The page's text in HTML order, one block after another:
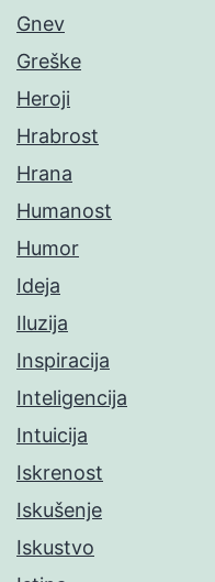
Gnev
Greške
Heroji
Hrabrost
Hrana
Humanost
Humor
Ideja
Iluzija
Inspiracija
Inteligencija
Intuicija
Iskrenost
Iskušenje
Iskustvo